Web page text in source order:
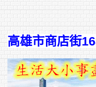
高雄市商店街